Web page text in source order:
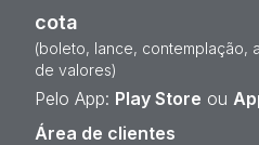
cota
(boleto, lance, contemplação,
de valores)
Pelo App: Play Store ou
Área de clientes